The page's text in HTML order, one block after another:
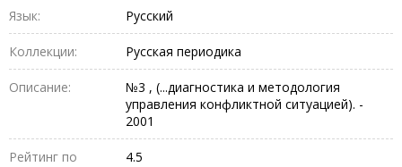
Язык: Русский
Коллекции: Русская периодика
Описание:
№3 , (...диагностика и методология
управления конфликтной ситуацией). -
2001
Рейтинг по
4.5